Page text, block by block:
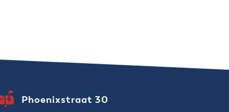
Phoenixstraat 30